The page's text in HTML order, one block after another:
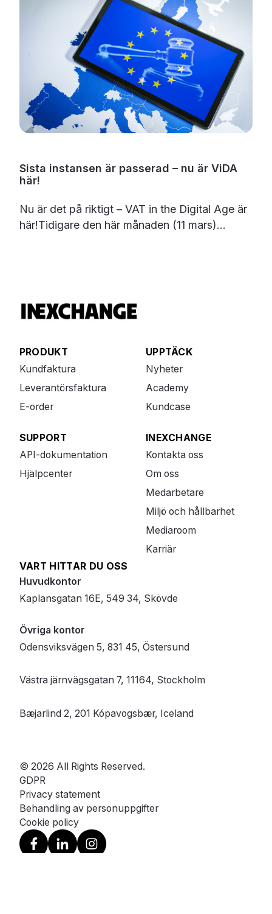
Sista instansen är passerad – nu är ViDA
här!
Nu är det på riktigt – VAT in the Digital Age är
här!Tidigare den här månaden (11 mars)...
PRODUKT
Kundfaktura
Leverantörsfaktura
E-order
UPPTÄCK
Nyheter
Academy
Kundcase
SUPPORT
API-dokumentation
Hjälpcenter
INEXCHANGE
Kontakta oss
Om oss
Medarbetare
Miljö och hållbarhet
Mediaroom
Karriär
VART HITTAR DU OSS
Huvudkontor
Kaplansgatan 16E, 549 34, Skövde
Övriga kontor
Odensviksvägen 5, 831 45, Östersund
Västra järnvägsgatan 7, 11164, Stockholm
Bæjarlind 2, 201 Kópavogsbær, Iceland
© 2026 All Rights Reserved.
GDPR
Privacy statement
Behandling av personuppgifter
Cookie policy